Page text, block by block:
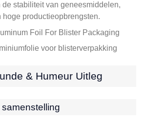
de stabiliteit van geneesmiddelen,
productieopbrengsten.
voor blisterverpakking
& Humeur Uitleg